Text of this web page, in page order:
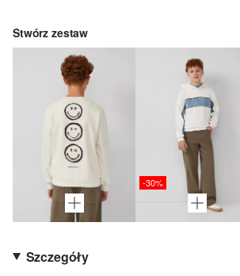
Stwórz zestaw
-30%
Szczegóły